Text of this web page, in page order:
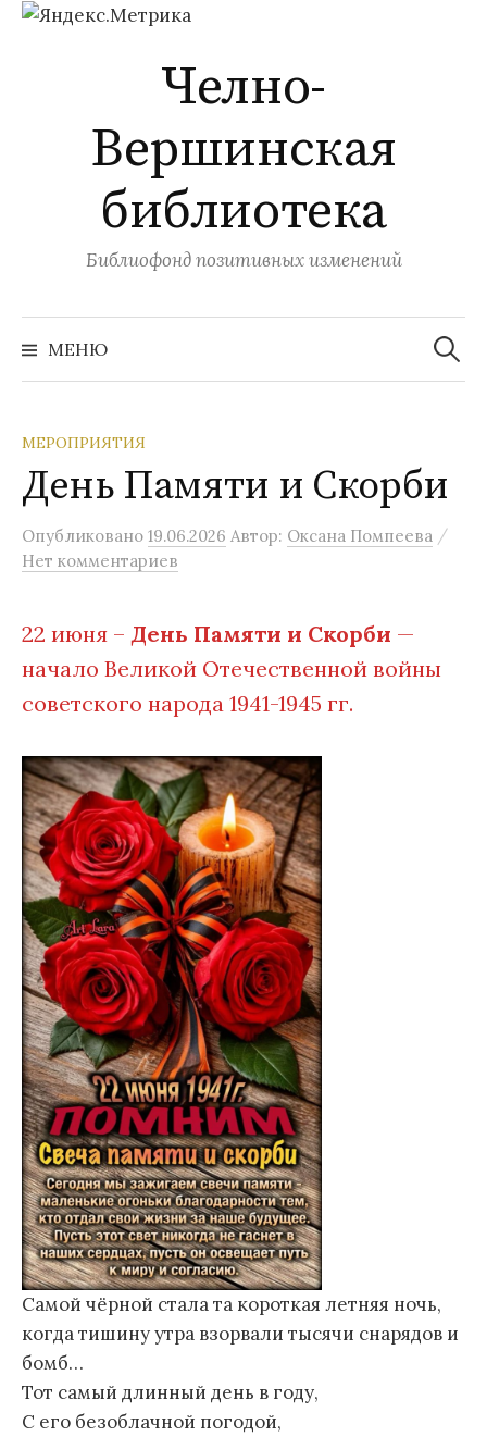
Челно-
Вершинская
библиотека
Библиофонд позитивных изменений
МЕНЮ
Найти:
МЕРОПРИЯТИЯ
День Памяти и Скорби
Опубликовано 19.06.2026 Автор: Оксана Помпеева /
Нет комментариев
22 июня – День Памяти и Скорби —
начало Великой Отечественной войны
советского народа 1941-1945 гг.
Самой чёрной стала та короткая летняя ночь,
когда тишину утра взорвали тысячи снарядов и
бомб…
Тот самый длинный день в году,
С его безоблачной погодой,